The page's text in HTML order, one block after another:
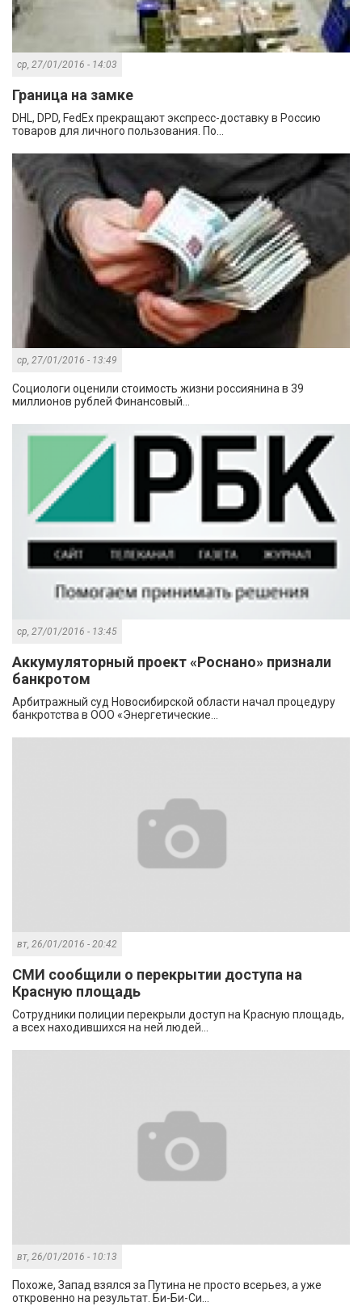
ср, 27/01/2016 - 14:03
Граница на замке
DHL, DPD, FedEx прекращают экспресс-доставку в Россию
товаров для личного пользования. По...
ср, 27/01/2016 - 13:49
Социологи оценили стоимость жизни россиянина в 39
миллионов рублей Финансовый...
ср, 27/01/2016 - 13:45
Аккумуляторный проект «Роснано» признали
банкротом
Арбитражный суд Новосибирской области начал процедуру
банкротства в ООО «Энергетические...
вт, 26/01/2016 - 20:42
СМИ сообщили о перекрытии доступа на
Красную площадь
Сотрудники полиции перекрыли доступ на Красную площадь,
а всех находившихся на ней людей...
вт, 26/01/2016 - 10:13
Похоже, Запад взялся за Путина не просто всерьез, а уже
откровенно на результат. Би-Би-Си...